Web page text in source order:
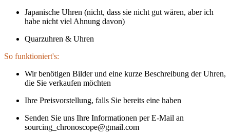
Japanische Uhren (nicht, dass sie nicht gut wären, aber ich
habe nicht viel Ahnung davon)
Quarzuhren & Uhren
So funktioniert's:
Wir benötigen Bilder und eine kurze Beschreibung der Uhren,
die Sie verkaufen möchten
Ihre Preisvorstellung, falls Sie bereits eine haben
Senden Sie uns Ihre Informationen per E-Mail an
sourcing_chronoscope@gmail.com